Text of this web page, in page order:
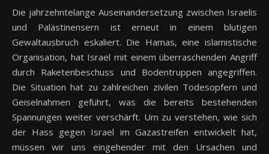
Die jahrzehntelange Auseinandersetzung zwischen Israelis
und Palästinensern ist erneut in einem blutigen
Gewaltausbruch eskaliert. Die Hamas, eine islamistische
Organisation, hat Israel mit einem überraschenden Angriff
durch Raketenbeschuss und Bodentruppen angegriffen.
Die Situation hat zu zahlreichen zivilen Todesopfern und
Geiselnahmen geführt, was die bereits bestehenden
Spannungen weiter verschärft. Um zu verstehen, wie sich
der Hass gegen Israel im Gazastreifen entwickelt hat,
müssen wir uns eingehender mit den Ursachen und